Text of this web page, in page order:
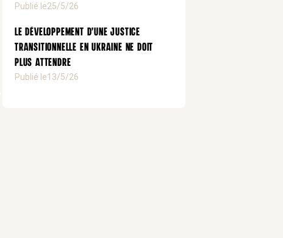
Publié le25/5/26
Le développement d’une justice
transitionnelle en Ukraine ne doit
plus attendre
Publié le13/5/26